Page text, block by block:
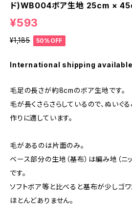
ド)WB004ボア生地 25cm ×
¥593
¥1,185 50%OFF
International shipping available
毛足の長さが約8cmのボア生地です。
毛が長くさらさらしているので、ぬいぐ
作りに適しています。
毛があるのは片面のみ。
ベース部分の生地（基布）は編み地（ニ
です。
ソフトボア等と比べると基布が少しゴ
ほとんどありません。